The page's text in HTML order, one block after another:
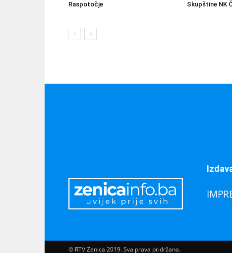
Raspotočje
Skupštine NK
© RTV Zenica 2019. Sva prava pridržana.